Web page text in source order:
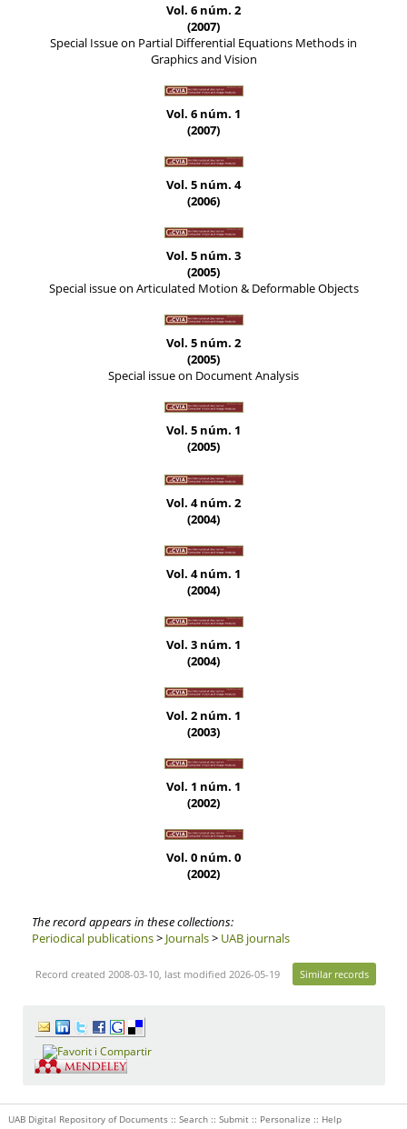
Vol. 6 núm. 2
(2007)
Special Issue on Partial Differential Equations Methods in
Graphics and Vision
Vol. 6 núm. 1
(2007)
Vol. 5 núm. 4
(2006)
Vol. 5 núm. 3
(2005)
Special issue on Articulated Motion & Deformable Objects
Vol. 5 núm. 2
(2005)
Special issue on Document Analysis
Vol. 5 núm. 1
(2005)
Vol. 4 núm. 2
(2004)
Vol. 4 núm. 1
(2004)
Vol. 3 núm. 1
(2004)
Vol. 2 núm. 1
(2003)
Vol. 1 núm. 1
(2002)
Vol. 0 núm. 0
(2002)
The record appears in these collections:
Periodical publications> Journals> UAB journals
Record created 2008-03-10, last modified 2026-05-19 Similar records
UAB Digital Repository of Documents :: Search:: Submit:: Personalize :: Help